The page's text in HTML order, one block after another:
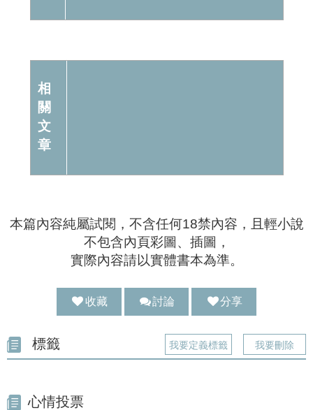
相
關
文
章
本篇內容純屬試閱，不含任何18禁內容，且輕小說
不包含內頁彩圖、插圖，
實際內容請以實體書本為準。
收藏 討論 分享 :
分享
標籤 我要定義標籤 我要刪除
心情投票